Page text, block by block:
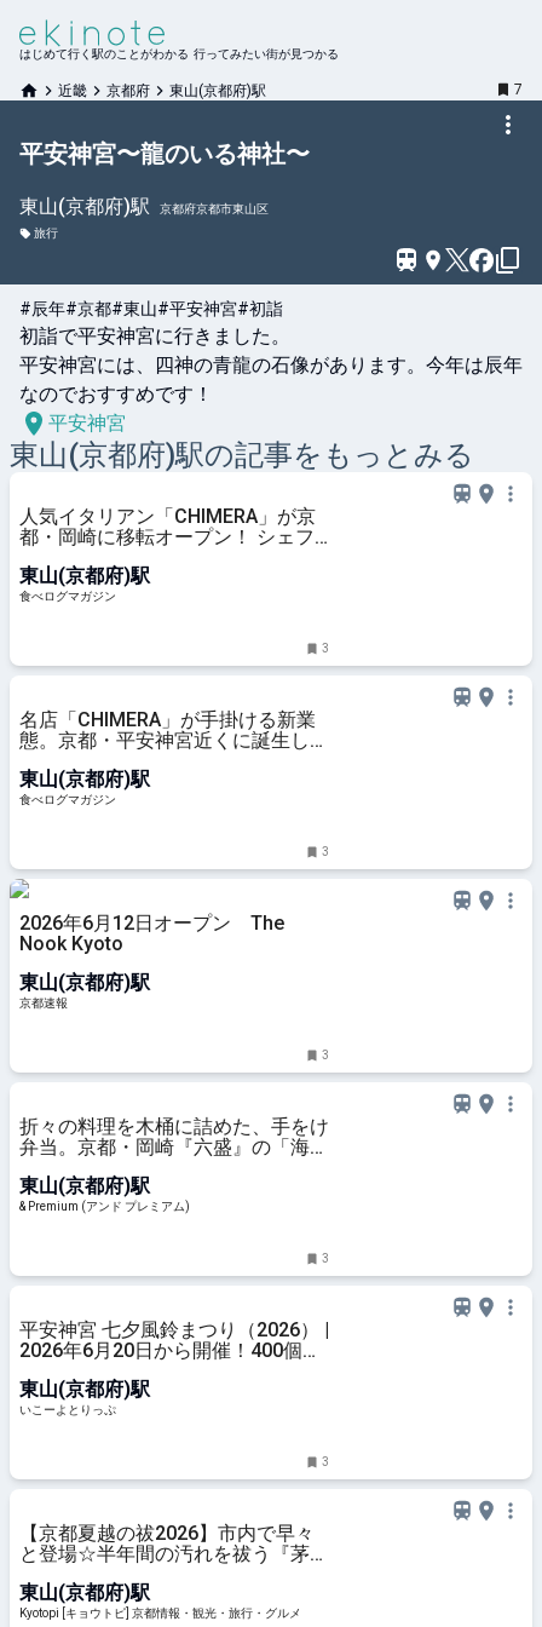
はじめて行く駅のことがわかる 行ってみたい街が見つかる
近畿 京都府 東山(京都府)駅 7
平安神宮〜龍のいる神社〜
東山(京都府)駅
京都府京都市東山区
旅行
#辰年#京都#東山#平安神宮#初詣
初詣で平安神宮に行きました。
平安神宮には、四神の青龍の石像があります。今年は辰年
なのでおすすめです！
平安神宮
東山(京都府)駅の記事をもっとみる
人気イタリアン「CHIMERA」が京
都・岡崎に移転オープン！ シェフ
ースタイルへ | 食べログマガジン
東山(京都府)駅
食べログマガジン
3
名店「CHIMERA」が手掛ける新業
態。京都・平安神宮近くに誕生した
ザートプレートとは？ | 食べログマ
ガジン
東山(京都府)駅
食べログマガジン
3
2026年6月12日オープン The
Nook Kyoto
東山(京都府)駅
京都速報
3
折々の料理を木桶に詰めた、手をけ
弁当。京都・岡崎『六盛』の「海老
vol.14】
東山(京都府)駅
& Premium (アンド プレミアム)
3
平安神宮 七夕風鈴まつり（2026） |
2026年6月20日から開催！400個の
風鈴まつり」見どころをご紹介 | 京
都府京都市 | いこーよとりっぷ
東山(京都府)駅
いこーよとりっぷ
3
【京都夏越の祓2026】市内で早々
と登場☆半年間の汚れを祓う『茅の
東山(京都府)駅
Kyotopi [キョウトピ] 京都情報・観光・旅行・グルメ